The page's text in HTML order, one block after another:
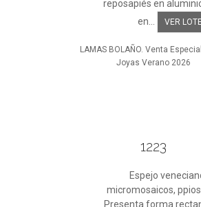
reposapiés en
en...
VER
LAMAS BOLAÑO. Venta
Joyas Verano 2026
1223
Espejo
micromosaicos,
Presenta forma